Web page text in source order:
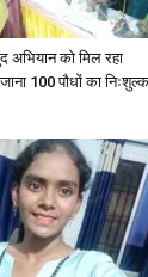
अभियान को मिल रहा
100 पौधों का निःशुल्क